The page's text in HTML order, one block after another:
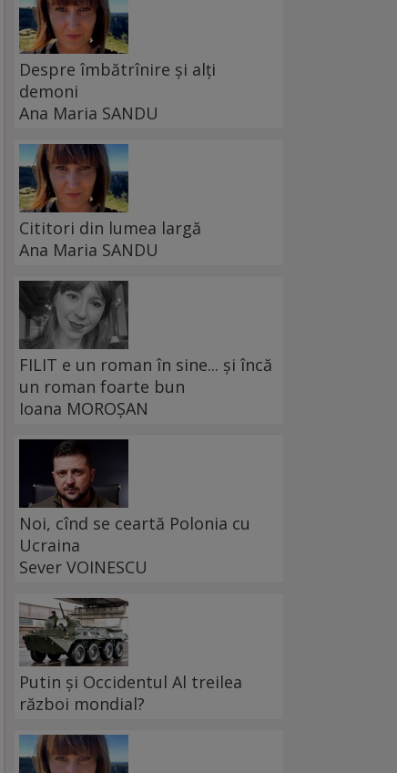
Despre îmbătrînire și alți
demoni
Ana Maria SANDU
Cititori din lumea largă
Ana Maria SANDU
FILIT e un roman în sine... și încă
un roman foarte bun
Ioana MOROȘAN
Noi, cînd se ceartă Polonia cu
Ucraina
Sever VOINESCU
Putin și Occidentul Al treilea
război mondial?